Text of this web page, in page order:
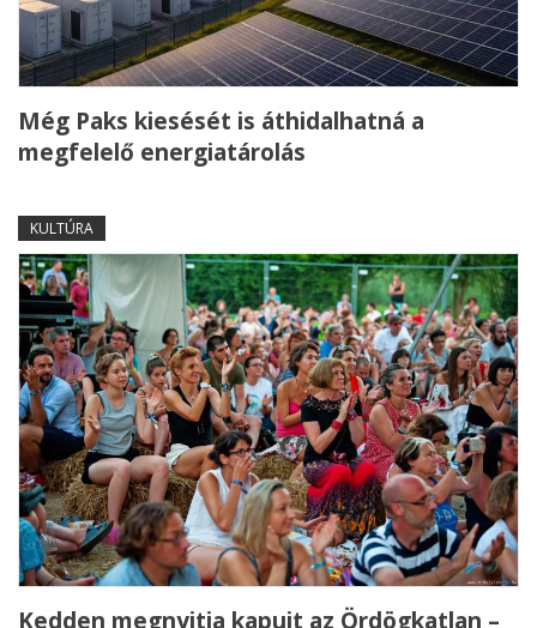
Még Paks kiesését is áthidalhatná a
megfelelő energiatárolás
KULTÚRA
Kedden megnyitja kapuit az Ördögkatlan –